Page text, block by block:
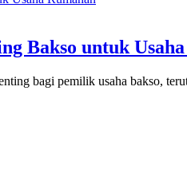
Bakso untuk
bagi pemilik usaha bakso,